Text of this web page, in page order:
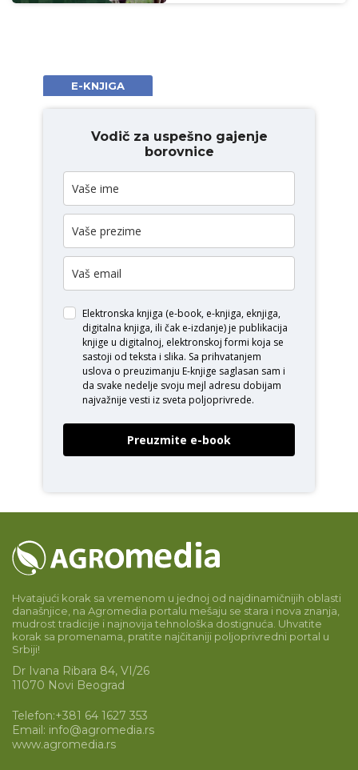
E-KNJIGA
Vodič za uspešno gajenje
borovnice
Elektronska knjiga (e-book, e-knjiga, eknjiga,
digitalna knjiga, ili čak e-izdanje) je publikacija
knjige u digitalnoj, elektronskoj formi koja se
sastoji od teksta i slika. Sa prihvatanjem
uslova o preuzimanju E-knjige saglasan sam i
da svake nedelje svoju mejl adresu dobijam
najvažnije vesti iz sveta poljoprivrede.
Preuzmite e-book
Hvatajući korak sa vremenom u jednoj od najdinamičnijih oblasti
današnjice, na Agromedia portalu mešaju se stara i nova znanja,
mudrost tradicije i najnovija tehnološka dostignuća. Uhvatite
korak sa promenama, pratite najčitaniji poljoprivredni portal u
Srbiji!
Dr Ivana Ribara 84, VI/26
11070 Novi Beograd
Telefon:+381 64 1627 353
Email: info@agromedia.rs
www.agromedia.rs